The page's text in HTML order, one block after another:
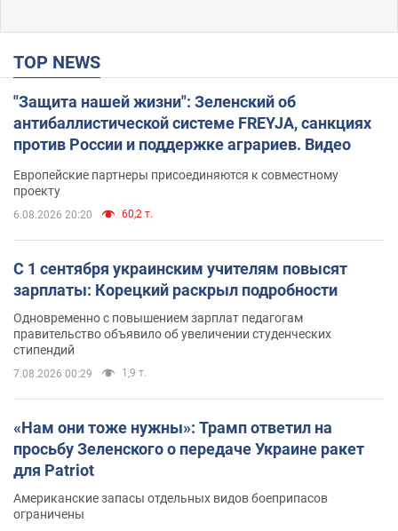
TOP NEWS
"Защита нашей жизни": Зеленский об
антибаллистической системе FREYJA, санкциях
против России и поддержке аграриев. Видео
Европейские партнеры присоединяются к совместному
проекту
6.08.2026 20:20 60,2 т.
С 1 сентября украинским учителям повысят
зарплаты: Корецкий раскрыл подробности
Одновременно с повышением зарплат педагогам
правительство объявило об увеличении студенческих
стипендий
7.08.2026 00:29 1,9 т.
«Нам они тоже нужны»: Трамп ответил на
просьбу Зеленского о передаче Украине ракет
для Patriot
Американские запасы отдельных видов боеприпасов
ограничены